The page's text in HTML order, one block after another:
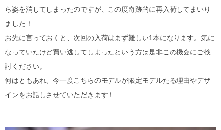
ら姿を消してしまったのですが、この度奇跡的に再入荷してまいり
ました！
お先に言っておくと、次回の入荷はまず難しい1本になります。気に
なっていたけど買い逃してしまったという方は是非この機会にご検
討ください。
何はともあれ、今一度こちらのモデルが限定モデルたる理由やデザ
インをお話しさせていただきます！